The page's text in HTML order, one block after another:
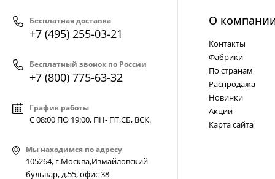
Бесплатная доставка
+7 (495) 255-03-21
Бесплатный звонок по России
+7 (800) 775-63-32
График работы
С 08:00 ПО 19:00, ПН- ПТ,СБ, ВСК.
Мы находимся по адресу
105264, г.Москва,Измайловский
бульвар, д.55, офис 38
О
Контакты
Фабрики
По странам
Распродажа
Новинки
Акции
Карта сайта